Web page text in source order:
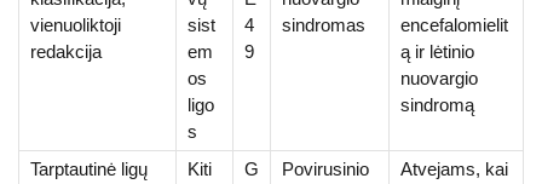
vienuoliktoji
redakcija
sist
em
os
ligo
s
4
9
sindromas
encefalomielit
ą ir lėtinio
nuovargio
sindromą
Tarptautinė ligų
Kiti
G
Povirusinio
Atvejams, kai